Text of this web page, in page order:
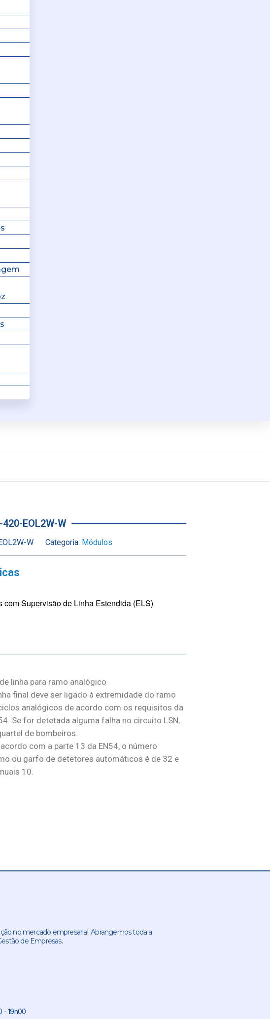
EOL2W-W
W Categoria: Módulos
com Supervisão de Linha Estendida (ELS)
linha para ramo analógico
final deve ser ligado à extremidade do ramo
analógicos de acordo com os requisitos da
Se for detetada alguma falha no circuito LSN,
de bombeiros.
com a parte 13 da EN54, o número
ou garfo de detetores automáticos é de 32 e
10.
no mercado empresarial. Abrangemos toda a
de Empresas.
- 19h00